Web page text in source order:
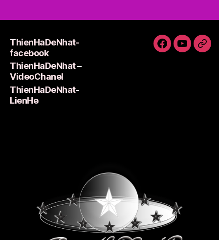
ThienHaDeNhat-
facebook
ThienHaDeNhat –
VideoChanel
ThienHaDeNhat-
LienHe